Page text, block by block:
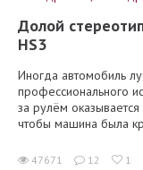
Долой
HS3
Иногда автомобиль
профессионального
за рулём
чтобы машина была
47671 12 1